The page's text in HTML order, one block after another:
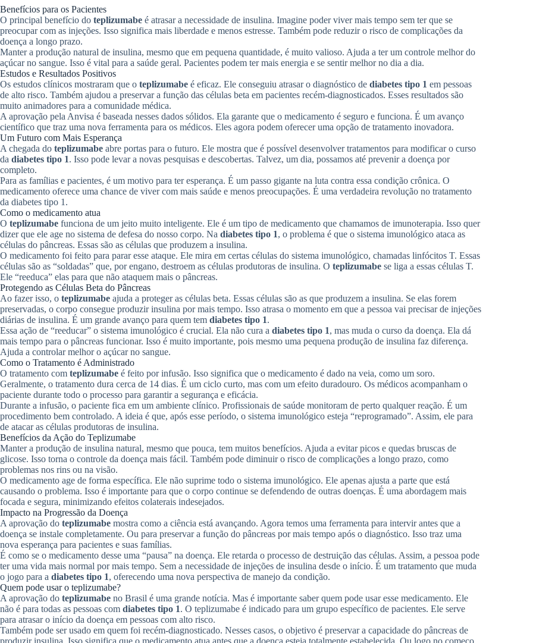
Benefícios para os Pacientes
O principal benefício do teplizumabe é atrasar a necessidade de insulina. Imagine poder viver mais tempo sem ter que se
preocupar com as injeções. Isso significa mais liberdade e menos estresse. Também pode reduzir o risco de complicações da
doença a longo prazo.
Manter a produção natural de insulina, mesmo que em pequena quantidade, é muito valioso. Ajuda a ter um controle melhor do
açúcar no sangue. Isso é vital para a saúde geral. Pacientes podem ter mais energia e se sentir melhor no dia a dia.
Estudos e Resultados Positivos
Os estudos clínicos mostraram que o teplizumabe é eficaz. Ele conseguiu atrasar o diagnóstico de diabetes tipo 1 em pessoas
de alto risco. Também ajudou a preservar a função das células beta em pacientes recém-diagnosticados. Esses resultados são
muito animadores para a comunidade médica.
A aprovação pela Anvisa é baseada nesses dados sólidos. Ela garante que o medicamento é seguro e funciona. É um avanço
científico que traz uma nova ferramenta para os médicos. Eles agora podem oferecer uma opção de tratamento inovadora.
Um Futuro com Mais Esperança
A chegada do teplizumabe abre portas para o futuro. Ele mostra que é possível desenvolver tratamentos para modificar o curso
da diabetes tipo 1. Isso pode levar a novas pesquisas e descobertas. Talvez, um dia, possamos até prevenir a doença por
completo.
Para as famílias e pacientes, é um motivo para ter esperança. É um passo gigante na luta contra essa condição crônica. O
medicamento oferece uma chance de viver com mais saúde e menos preocupações. É uma verdadeira revolução no tratamento
da diabetes tipo 1.
Como o medicamento atua
O teplizumabe funciona de um jeito muito inteligente. Ele é um tipo de medicamento que chamamos de imunoterapia. Isso quer
dizer que ele age no sistema de defesa do nosso corpo. Na diabetes tipo 1, o problema é que o sistema imunológico ataca as
células do pâncreas. Essas são as células que produzem a insulina.
O medicamento foi feito para parar esse ataque. Ele mira em certas células do sistema imunológico, chamadas linfócitos T. Essas
células são as “soldadas” que, por engano, destroem as células produtoras de insulina. O teplizumabe se liga a essas células T.
Ele “reeduca” elas para que não ataquem mais o pâncreas.
Protegendo as Células Beta do Pâncreas
Ao fazer isso, o teplizumabe ajuda a proteger as células beta. Essas células são as que produzem a insulina. Se elas forem
preservadas, o corpo consegue produzir insulina por mais tempo. Isso atrasa o momento em que a pessoa vai precisar de injeções
diárias de insulina. É um grande avanço para quem tem diabetes tipo 1.
Essa ação de “reeducar” o sistema imunológico é crucial. Ela não cura a diabetes tipo 1, mas muda o curso da doença. Ela dá
mais tempo para o pâncreas funcionar. Isso é muito importante, pois mesmo uma pequena produção de insulina faz diferença.
Ajuda a controlar melhor o açúcar no sangue.
Como o Tratamento é Administrado
O tratamento com teplizumabe é feito por infusão. Isso significa que o medicamento é dado na veia, como um soro.
Geralmente, o tratamento dura cerca de 14 dias. É um ciclo curto, mas com um efeito duradouro. Os médicos acompanham o
paciente durante todo o processo para garantir a segurança e eficácia.
Durante a infusão, o paciente fica em um ambiente clínico. Profissionais de saúde monitoram de perto qualquer reação. É um
procedimento bem controlado. A ideia é que, após esse período, o sistema imunológico esteja “reprogramado”. Assim, ele para
de atacar as células produtoras de insulina.
Benefícios da Ação do Teplizumabe
Manter a produção de insulina natural, mesmo que pouca, tem muitos benefícios. Ajuda a evitar picos e quedas bruscas de
glicose. Isso torna o controle da doença mais fácil. Também pode diminuir o risco de complicações a longo prazo, como
problemas nos rins ou na visão.
O medicamento age de forma específica. Ele não suprime todo o sistema imunológico. Ele apenas ajusta a parte que está
causando o problema. Isso é importante para que o corpo continue se defendendo de outras doenças. É uma abordagem mais
focada e segura, minimizando efeitos colaterais indesejados.
Impacto na Progressão da Doença
A aprovação do teplizumabe mostra como a ciência está avançando. Agora temos uma ferramenta para intervir antes que a
doença se instale completamente. Ou para preservar a função do pâncreas por mais tempo após o diagnóstico. Isso traz uma
nova esperança para pacientes e suas famílias.
É como se o medicamento desse uma “pausa” na doença. Ele retarda o processo de destruição das células. Assim, a pessoa pode
ter uma vida mais normal por mais tempo. Sem a necessidade de injeções de insulina desde o início. É um tratamento que muda
o jogo para a diabetes tipo 1, oferecendo uma nova perspectiva de manejo da condição.
Quem pode usar o teplizumabe?
A aprovação do teplizumabe no Brasil é uma grande notícia. Mas é importante saber quem pode usar esse medicamento. Ele
não é para todas as pessoas com diabetes tipo 1. O teplizumabe é indicado para um grupo específico de pacientes. Ele serve
para atrasar o início da doença em pessoas com alto risco.
Também pode ser usado em quem foi recém-diagnosticado. Nesses casos, o objetivo é preservar a capacidade do pâncreas de